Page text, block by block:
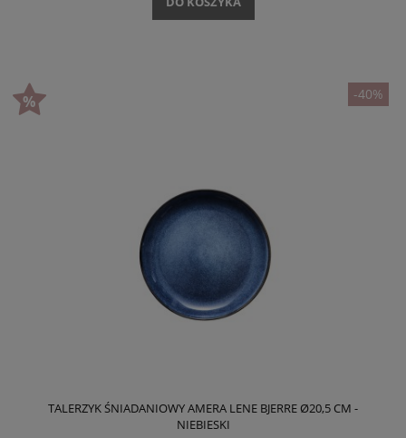
TALERZYK ŚNIADANIOWY AMERA LENE BJERRE Ø20,5 CM -
NIEBIESKI
-40%